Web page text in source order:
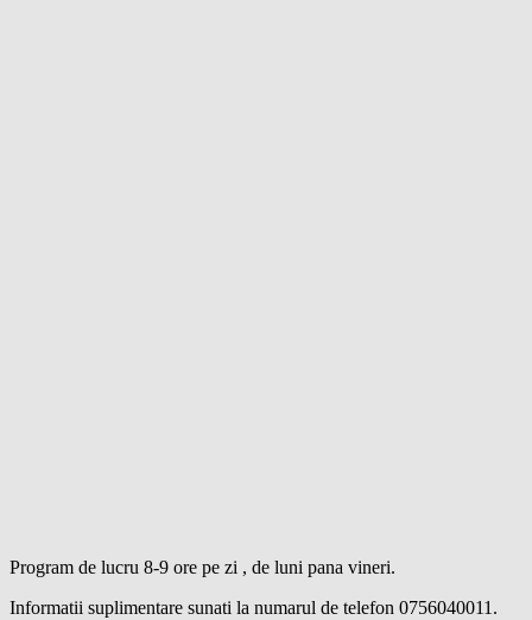
Program de lucru 8-9 ore pe zi , de luni pana vineri.
Informatii suplimentare sunati la numarul de telefon 0756040011.